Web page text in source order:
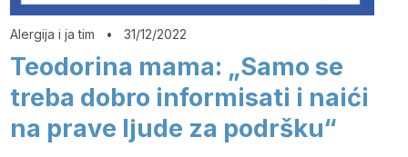
Alergija i ja tim •31/12/2022
Teodorina mama: „Samo se
treba dobro informisati i naići
na prave ljude za podršku“